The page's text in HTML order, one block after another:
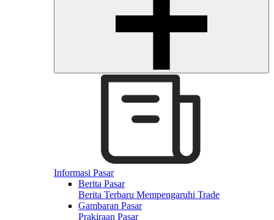
Informasi Pasar
Berita Pasar
Berita Terbaru Mempengaruhi Trade
Gambaran Pasar
Prakiraan Pasar